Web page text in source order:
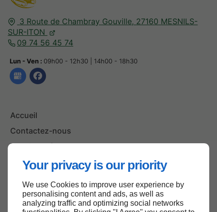
Your privacy is our priority
We use Cookies to improve user experience by
personalising content and ads, as well as
analyzing traffic and optimizing social networks
3 Route de Chambray Gouville, 27160 MESNILS-
SUR-ITON
09 74 56 45 74
Lun - Ven : 09h00 - 12h30 | 14h00 - 18h30
Accueil
Contactez-nous
Mentions légales
Plan du site
Haut de page